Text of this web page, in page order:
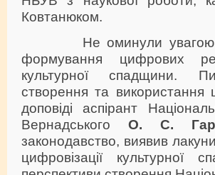
Ковтанюком.
Не оминули увагою
формування цифрових
культурної спадщини.
створення та використання
доповіді аспірант
Вернадського О. С.
законодавство, виявив
цифровізації культурної